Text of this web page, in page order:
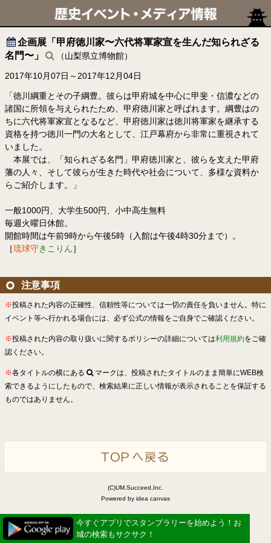
企画展「甲府徳川家〜六代将軍家宣を生んだ知られざる
名門〜」
（山梨県立博物館）
2017年10月07日～2017年12月04日
「徳川綱重とその子綱豊。彼らは甲府城を中心に甲斐・信濃などの
諸国に所領を与えられたため、甲府徳川家と呼ばれます。綱豊はの
ちに六代将軍家宣となるなど、甲府徳川家は徳川将軍家を継承する
資格を持つ徳川一門の大名として、江戸幕府から非常に重視されて
いました。
本展では、「知られざる名門」甲府徳川家と、彼らを支えた甲府
藩の人々、そして彼らが生きた時代や社会について、多様な資料か
らご紹介します。」
一般1000円、大学生500円、小中高生無料
毎週火曜日休館。
開館時間は午前9時から午後5時（入館は午後4時30分まで）。
［琉球守きこりん］
注意事項
※投稿された内容の正確性、信頼性等については一切の責任を負いません。特に
イベント等へ行かれる場合には、必ず公式の情報をご自身でご確認ください。
※投稿された内容の取り扱いに関するポリシーの詳細については利用規約をご確
認ください。
※各タイトルの横にある
マークは、投稿されたタイトルのまま簡単にWEB検
索できるようにしたもので、検索結果に正しい情報が表示されることを保証する
ものではありません。
(C)UM.Succeed,Inc.
Powered by idea canvas
今すぐアプリでスタンプラリーを始めよう！お
城の検索もサクサク！